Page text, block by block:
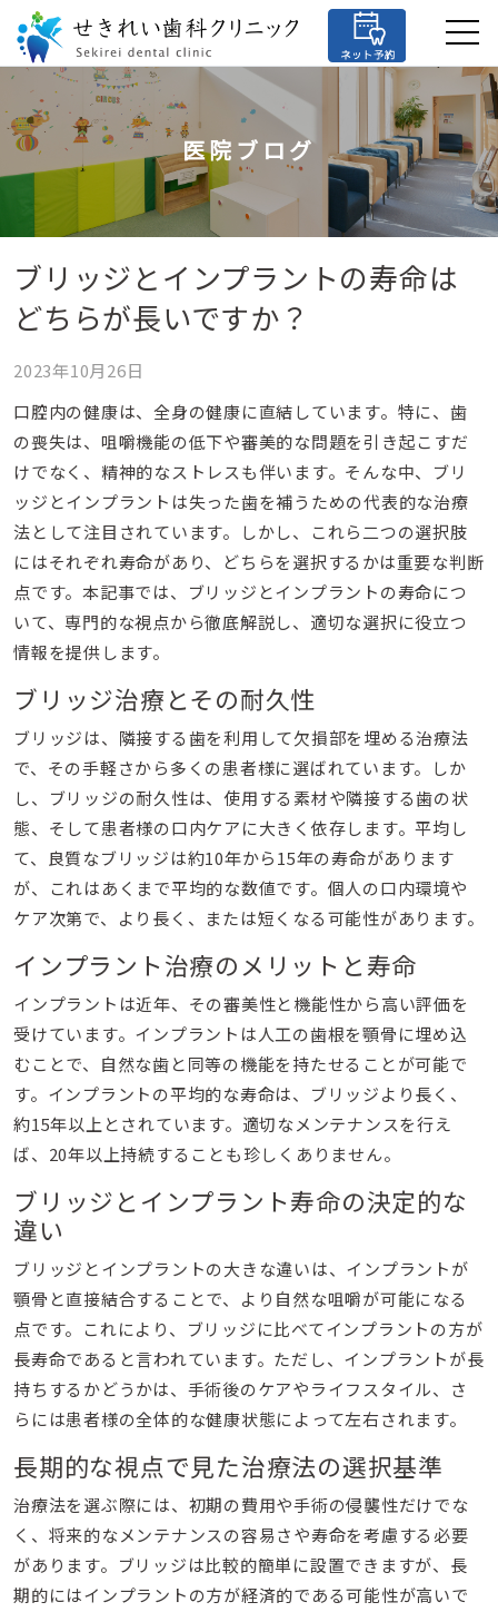
医院ブログ
ブリッジとインプラントの寿命は
どちらが長いですか？
2023年10月26日
口腔内の健康は、全身の健康に直結しています。特に、歯
の喪失は、咀嚼機能の低下や審美的な問題を引き起こすだ
けでなく、精神的なストレスも伴います。そんな中、ブリ
ッジとインプラントは失った歯を補うための代表的な治療
法として注目されています。しかし、これら二つの選択肢
にはそれぞれ寿命があり、どちらを選択するかは重要な判断
点です。本記事では、ブリッジとインプラントの寿命につ
いて、専門的な視点から徹底解説し、適切な選択に役立つ
情報を提供します。
ブリッジ治療とその耐久性
ブリッジは、隣接する歯を利用して欠損部を埋める治療法
で、その手軽さから多くの患者様に選ばれています。しか
し、ブリッジの耐久性は、使用する素材や隣接する歯の状
態、そして患者様の口内ケアに大きく依存します。平均し
て、良質なブリッジは約10年から15年の寿命があります
が、これはあくまで平均的な数値です。個人の口内環境や
ケア次第で、より長く、または短くなる可能性があります。
インプラント治療のメリットと寿命
インプラントは近年、その審美性と機能性から高い評価を
受けています。インプラントは人工の歯根を顎骨に埋め込
むことで、自然な歯と同等の機能を持たせることが可能で
す。インプラントの平均的な寿命は、ブリッジより長く、
約15年以上とされています。適切なメンテナンスを行え
ば、20年以上持続することも珍しくありません。
ブリッジとインプラント寿命の決定的な
違い
ブリッジとインプラントの大きな違いは、インプラントが
顎骨と直接結合することで、より自然な咀嚼が可能になる
点です。これにより、ブリッジに比べてインプラントの方が
長寿命であると言われています。ただし、インプラントが長
持ちするかどうかは、手術後のケアやライフスタイル、さ
らには患者様の全体的な健康状態によって左右されます。
長期的な視点で見た治療法の選択基準
治療法を選ぶ際には、初期の費用や手術の侵襲性だけでな
く、将来的なメンテナンスの容易さや寿命を考慮する必要
があります。ブリッジは比較的簡単に設置できますが、長
期的にはインプラントの方が経済的である可能性が高いで